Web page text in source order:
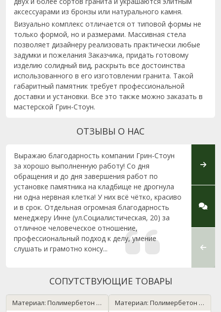
аксессуарами из бронзы или натурального камня.
Визуально комплекс отличается от типовой формы не
только формой, но и размерами. Массивная стела
позволяет дизайнеру реализовать практически любые
задумки и пожелания Заказчика, придать готовому
изделию солидный вид, раскрыть все достоинства
использованного в его изготовлении гранита. Такой
габаритный памятник требует профессиональной
доставки и установки. Все это также можно заказать в
мастерской Грин-Стоун.
ОТЗЫВЫ О НАС
Выражаю благодарность компании Грин-Стоун
за хорошо выполненную работу! Со дня
обращения и до дня завершения работ по
установке памятника на кладбище не дрогнула
ни одна нервная клетка! У них всё чётко, красиво
и в срок. Отдельная огромная благодарность
менеджеру Инне (ул.Социалистическая, 20) за
отличное человеческое отношение,
профессиональный подход к делу, умение
слушать и грамотно консу...
СОПУТСТВУЮЩИЕ ТОВАРЫ
Материал: Полимербетон / черный Материал: Полимербетон / темный гранит